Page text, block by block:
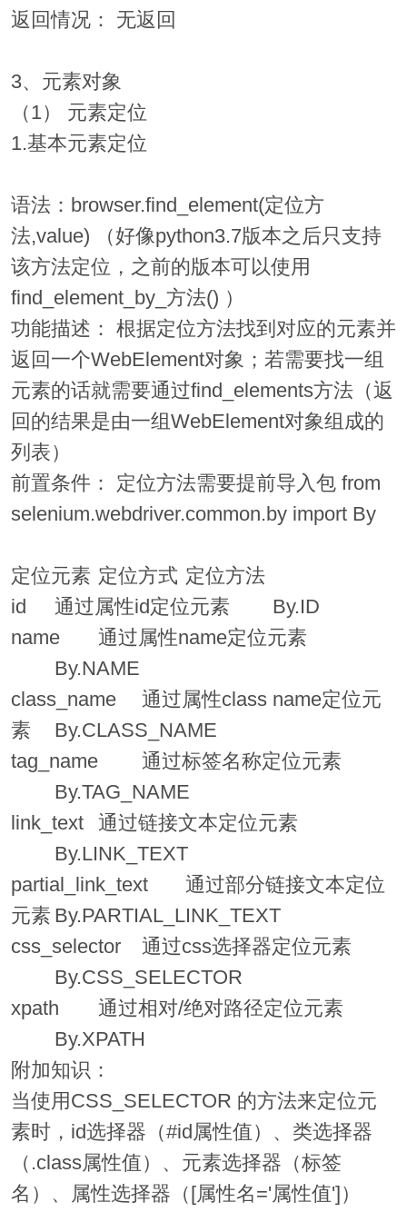
返回情况： 无返回
3、元素对象
（1） 元素定位
1.基本元素定位
语法：browser.find_element(定位方
法,value) （好像python3.7版本之后只支持
该方法定位，之前的版本可以使用
find_element_by_方法() ）
功能描述： 根据定位方法找到对应的元素并
返回一个WebElement对象；若需要找一组
元素的话就需要通过find_elements方法（返
回的结果是由一组WebElement对象组成的
列表）
前置条件： 定位方法需要提前导入包 from
selenium.webdriver.common.by import By
定位元素 定位方式 定位方法
id
通过属性id定位元素
By.ID
name
通过属性name定位元素
By.NAME
class_name
通过属性class name定位元
素
By.CLASS_NAME
tag_name
通过标签名称定位元素
By.TAG_NAME
link_text
通过链接文本定位元素
By.LINK_TEXT
partial_link_text
通过部分链接文本定位
元素 By.PARTIAL_LINK_TEXT
css_selector
通过css选择器定位元素
By.CSS_SELECTOR
xpath
通过相对/绝对路径定位元素
By.XPATH
附加知识：
当使用CSS_SELECTOR 的方法来定位元
素时，id选择器（#id属性值）、类选择器
（.class属性值）、元素选择器（标签
名）、属性选择器（[属性名='属性值']）